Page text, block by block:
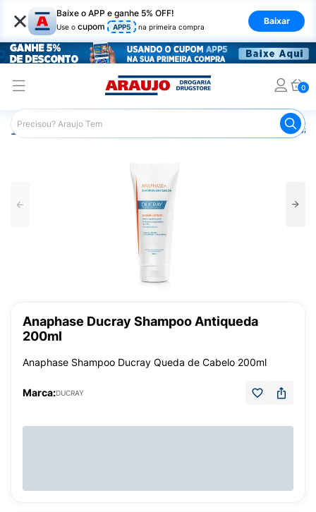
× Baixe o APP e ganhe 5% OFF!
Use o cupom APP5 na primeira compra
Baixar
0
Araujo Dermocosméticos Dermocosméticos para os
Anaphase Ducray Shampoo Antiqueda
200ml
Anaphase Shampoo Ducray Queda de Cabelo 200ml
Marca:DUCRAY